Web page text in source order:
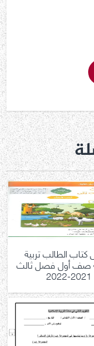
كتاب الطالب تربية
صف أول فصل ثالث
2021-2022